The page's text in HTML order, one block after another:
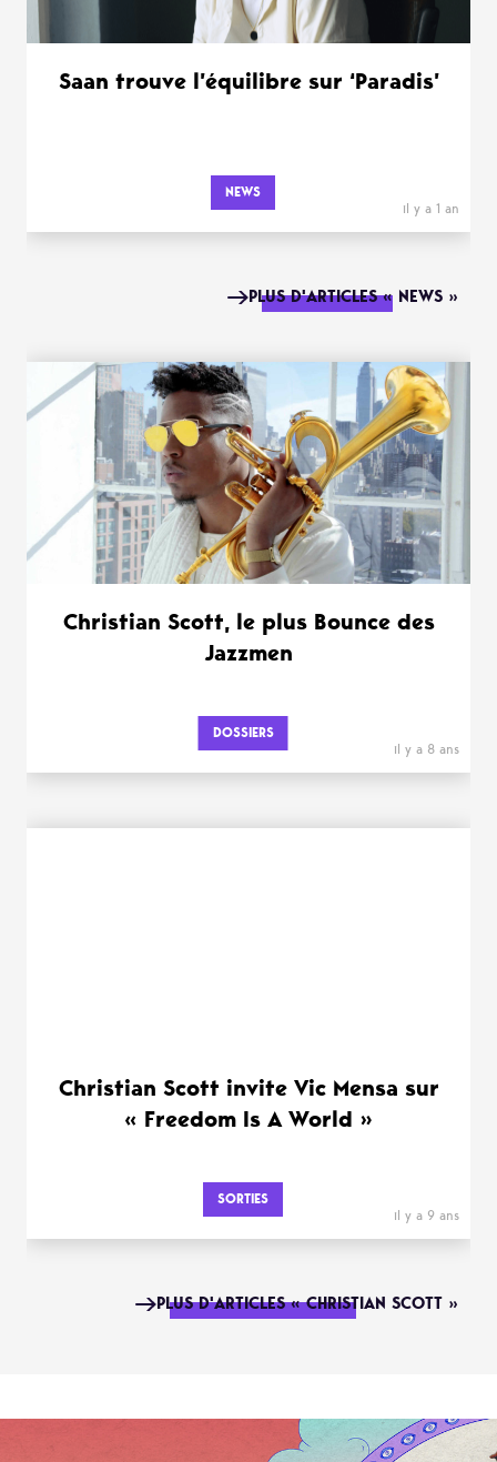
Saan trouve l’équilibre sur ‘Paradis’
NEWS
il y a 1 an
PLUS D'ARTICLES « NEWS »
Christian Scott, le plus Bounce des
Jazzmen
DOSSIERS
il y a 8 ans
Christian Scott invite Vic Mensa sur
« Freedom Is A World »
SORTIES
il y a 9 ans
PLUS D'ARTICLES « CHRISTIAN SCOTT »